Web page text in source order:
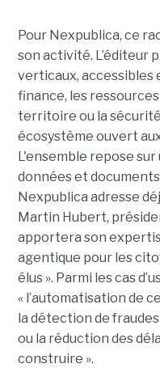
Pour Nexpublica, ce
son activité. L’éditeur
verticaux, accessibles
finance, les
territoire ou la
écosystème ouvert
L'ensemble repose
données et
Nexpublica adresse
Martin Hubert,
apportera son
agentique pour les
élus ». Parmi les cas
« l’automatisation de
la détection de
ou la réduction des
construire ».